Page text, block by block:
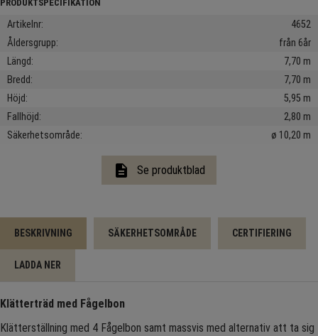
Artikelnr
4652
Åldersgrupp
från 6år
Längd
7,70 m
Bredd
7,70 m
Höjd
5,95 m
Fallhöjd
2,80 m
Säkerhetsområde
ø 10,20 m
description Se produktblad
BESKRIVNING SÄKERHETSOMRÅDE CERTIFIERING
LADDA NER
Klätterträd med Fågelbon
Klätterställning med 4 Fågelbon samt massvis med alternativ att ta sig